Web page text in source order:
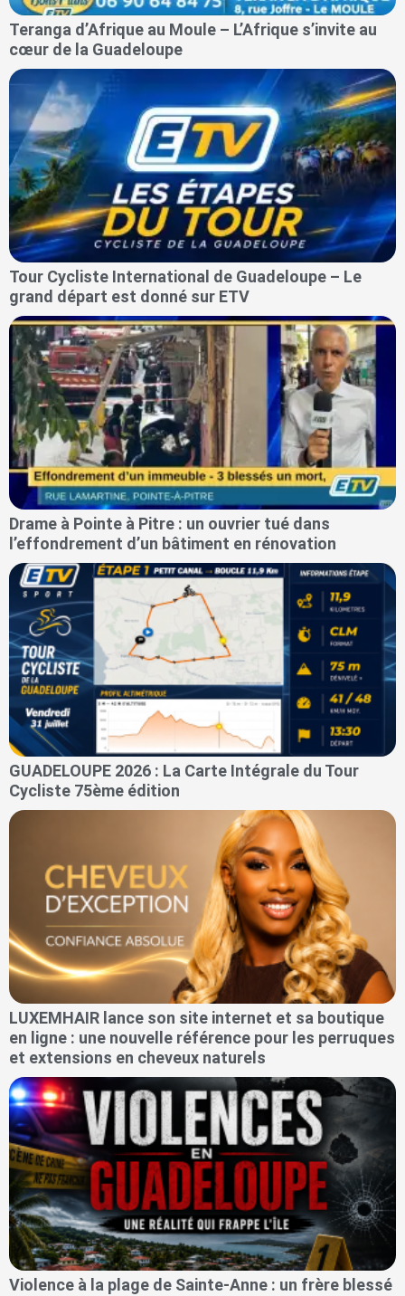
Teranga d’Afrique au Moule – L’Afrique s’invite au
cœur de la Guadeloupe
Tour Cycliste International de Guadeloupe – Le
grand départ est donné sur ETV
Drame à Pointe à Pitre : un ouvrier tué dans
l’effondrement d’un bâtiment en rénovation
GUADELOUPE 2026 : La Carte Intégrale du Tour
Cycliste 75ème édition
LUXEMHAIR lance son site internet et sa boutique
en ligne : une nouvelle référence pour les perruques
et extensions en cheveux naturels
Violence à la plage de Sainte-Anne : un frère blessé